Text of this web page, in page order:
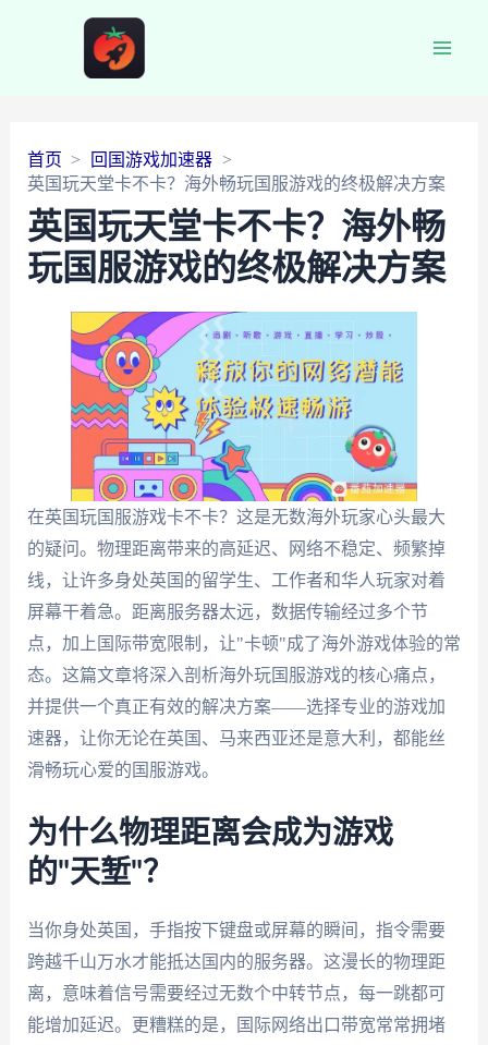
首页
回国游戏加速器
英国玩天堂卡不卡？海外畅玩国服游戏的终极解决方案
英国玩天堂卡不卡？海外畅
玩国服游戏的终极解决方案
在英国玩国服游戏卡不卡？这是无数海外玩家心头最大
的疑问。物理距离带来的高延迟、网络不稳定、频繁掉
线，让许多身处英国的留学生、工作者和华人玩家对着
屏幕干着急。距离服务器太远，数据传输经过多个节
点，加上国际带宽限制，让"卡顿"成了海外游戏体验的常
态。这篇文章将深入剖析海外玩国服游戏的核心痛点，
并提供一个真正有效的解决方案——选择专业的游戏加
速器，让你无论在英国、马来西亚还是意大利，都能丝
滑畅玩心爱的国服游戏。
为什么物理距离会成为游戏
的"天堑"？
当你身处英国，手指按下键盘或屏幕的瞬间，指令需要
跨越千山万水才能抵达国内的服务器。这漫长的物理距
离，意味着信号需要经过无数个中转节点，每一跳都可
能增加延迟。更糟糕的是，国际网络出口带宽常常拥堵